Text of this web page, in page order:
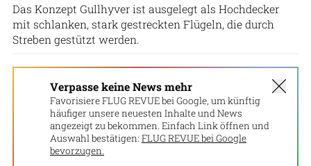
Das Konzept Gullhyver ist ausgelegt als Hochdecker
mit schlanken, stark gestreckten Flügeln, die durch
Streben gestützt werden.
Verpasse keine News mehr
Favorisiere FLUG REVUE bei Google, um künftig
häufiger unsere neuesten Inhalte und News
angezeigt zu bekommen. Einfach Link öffnen und
Auswahl bestätigen: FLUG REVUE bei Google
bevorzugen.